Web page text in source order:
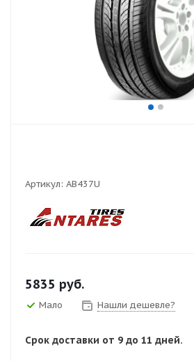
Артикул: AB437U
5835 руб.
Мало Нашли дешевле?
Срок доставки от 9 до 11 дней.